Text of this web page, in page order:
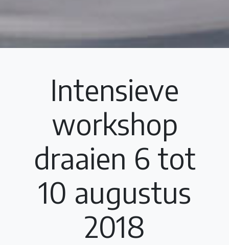
Intensieve
workshop
draaien 6 tot
10 augustus
2018